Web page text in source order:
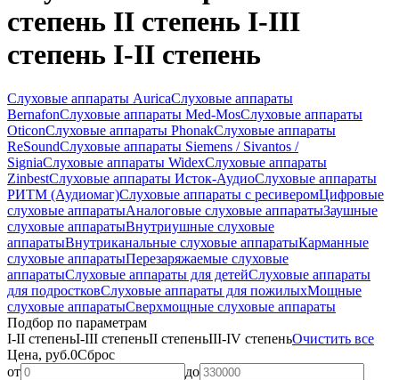
степень II степень I-III
степень I-II степень
Слуховые аппараты AuricaСлуховые аппараты
BernafonСлуховые аппараты Med-MosСлуховые аппараты
OticonСлуховые аппараты PhonakСлуховые аппараты
ReSoundСлуховые аппараты Siemens / Sivantos /
SigniaСлуховые аппараты WidexСлуховые аппараты
ZinbestСлуховые аппараты Исток-АудиоСлуховые аппараты
РИТМ (Аудиомаг)Слуховые аппараты с ресиверомЦифровые
слуховые аппаратыАналоговые слуховые аппаратыЗаушные
слуховые аппаратыВнутриушные слуховые
аппаратыВнутриканальные слуховые аппаратыКарманные
слуховые аппаратыПерезаряжаемые слуховые
аппаратыСлуховые аппараты для детейСлуховые аппараты
для подростковСлуховые аппараты для пожилыхМощные
слуховые аппаратыСверхмощные слуховые аппараты
Подбор по параметрам
I-II степеньI-III степеньII степеньIII-IV степеньОчистить все
Цена, руб.0Сброс
от
до